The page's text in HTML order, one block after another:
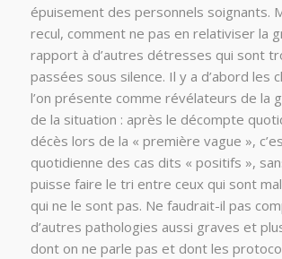
épuisement des personnels soignants.
recul, comment ne pas en relativiser la
rapport à d’autres détresses qui sont
passées sous silence. Il y a d’abord les
l’on présente comme révélateurs de la
de la situation : après le décompte
décès lors de la « première vague »,
quotidienne des cas dits « positifs »,
puisse faire le tri entre ceux qui sont
qui ne le sont pas. Ne faudrait-il pas
d’autres pathologies aussi graves et
dont on ne parle pas et dont les